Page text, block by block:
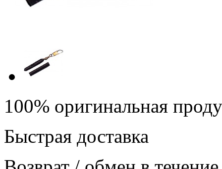
100% оригинальная
Быстрая доставка